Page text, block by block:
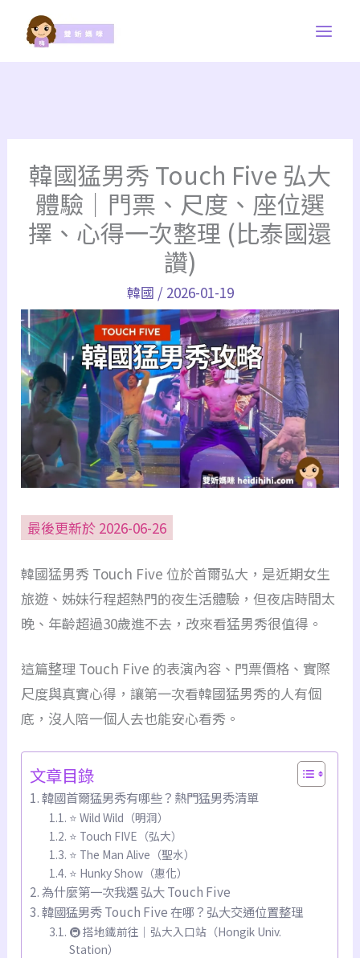
韓國猛男秀 Touch Five 弘大
體驗｜門票、尺度、座位選
擇、心得一次整理 (比泰國還
讚)
韓國 / 2026-01-19
最後更新於 2026-06-26
韓國猛男秀 Touch Five 位於首爾弘大，是近期女生
旅遊、姊妹行程超熱門的夜生活體驗，但夜店時間太
晚、年齡超過30歲進不去，改來看猛男秀很值得。
這篇整理 Touch Five 的表演內容、門票價格、實際
尺度與真實心得，讓第一次看韓國猛男秀的人有個
底，沒人陪一個人去也能安心看秀。
文章目錄
韓國首爾猛男秀有哪些？熱門猛男秀清單
⭐ Wild Wild（明洞）
⭐ Touch FIVE（弘大）
⭐ The Man Alive（聖水）
⭐ Hunky Show（惠化）
為什麼第一次我選 弘大 Touch Five
韓國猛男秀 Touch Five 在哪？弘大交通位置整理
🚇 搭地鐵前往｜弘大入口站（Hongik Univ.
Station）